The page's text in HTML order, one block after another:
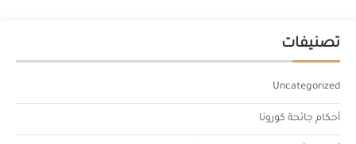
تصنيفات
Uncategorized
أحكام جائحة كورونا